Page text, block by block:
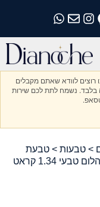
אלינואלינו
התקשרו אלינו
התקשרו אלינו
התקשרו אלינו
רוצים לוודא שאתם מקבלים
נשמח לתת לכם שירות
> טבעות > טבעת
שבעה יהלומים מזהב לבן 18K, משובצת יהלום טבעי 1.34 קראט